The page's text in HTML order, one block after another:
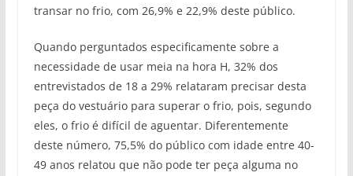
transar no frio, com 26,9% e 22,9% deste público.
Quando perguntados especificamente sobre a
necessidade de usar meia na hora H, 32% dos
entrevistados de 18 a 29% relataram precisar desta
peça do vestuário para superar o frio, pois, segundo
eles, o frio é difícil de aguentar. Diferentemente
deste número, 75,5% do público com idade entre 40-
49 anos relatou que não pode ter peça alguma no